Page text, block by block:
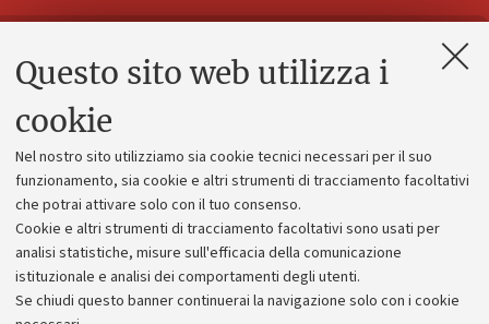
Questo sito web utilizza i
cookie
Nel nostro sito utilizziamo sia cookie tecnici necessari per il suo
funzionamento, sia cookie e altri strumenti di tracciamento facoltativi
che potrai attivare solo con il tuo consenso.
Cookie e altri strumenti di tracciamento facoltativi sono usati per
analisi statistiche, misure sull'efficacia della comunicazione
istituzionale e analisi dei comportamenti degli utenti.
Se chiudi questo banner continuerai la navigazione solo con i cookie
Contatti e PEC
Alumni community
Piano strategico
Bilanci
Donazioni e 5x1000